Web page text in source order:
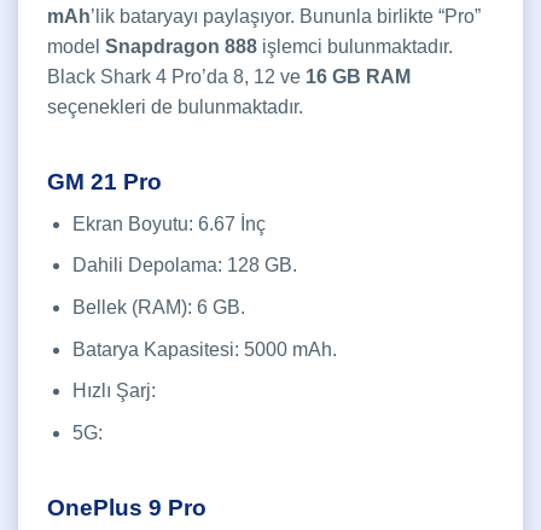
mAh’lik bataryayı paylaşıyor. Bununla birlikte “Pro”
model Snapdragon 888 işlemci bulunmaktadır.
Black Shark 4 Pro’da 8, 12 ve 16 GB RAM
seçenekleri de bulunmaktadır.
GM 21 Pro
Ekran Boyutu: 6.67 İnç
Dahili Depolama: 128 GB.
Bellek (RAM): 6 GB.
Batarya Kapasitesi: 5000 mAh.
Hızlı Şarj:
5G:
OnePlus 9 Pro